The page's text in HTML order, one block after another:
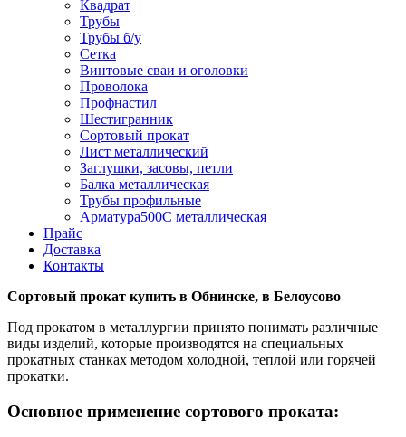
Квадрат
Трубы
Трубы б/у
Сетка
Винтовые сваи и оголовки
Проволока
Профнастил
Шестигранник
Сортовый прокат
Лист металлический
Заглушки, засовы, петли
Балка металлическая
Трубы профильные
Арматура500С металлическая
Прайс
Доставка
Контакты
Сортовый прокат купить в Обнинске, в Белоусово
Под прокатом в металлургии принято понимать различные
виды изделий, которые производятся на специальных
прокатных станках методом холодной, теплой или горячей
прокатки.
Основное применение сортового проката: